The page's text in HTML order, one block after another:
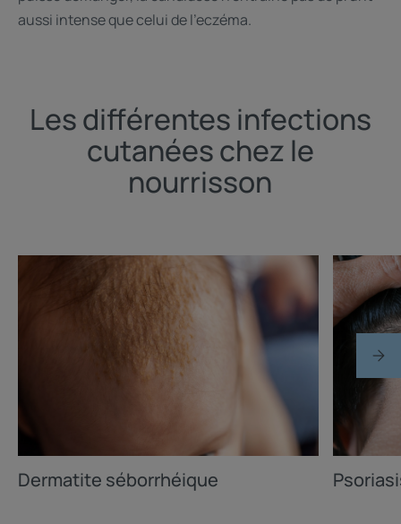
aussi intense que celui de l’eczéma.
Les différentes infections
cutanées chez le
nourrisson
Dermatite séborrhéique